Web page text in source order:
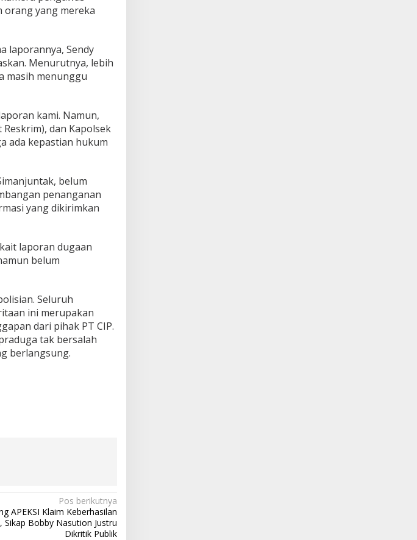
orang yang mereka
laporannya, Sendy
Menurutnya, lebih
masih menunggu
kami. Namun,
dan Kapolsek
ada kepastian hukum
belum
penanganan
yang dikirimkan
laporan dugaan
belum
Seluruh
ini merupakan
dari pihak PT CIP.
tak bersalah
berlangsung.
Pos berikutnya
APEKSI Klaim Keberhasilan
Sikap Bobby Nasution Justru
Dikritik Publik